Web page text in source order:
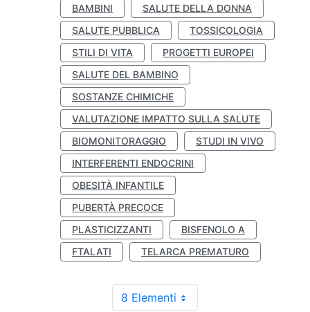
BAMBINI
SALUTE DELLA DONNA
SALUTE PUBBLICA
TOSSICOLOGIA
STILI DI VITA
PROGETTI EUROPEI
SALUTE DEL BAMBINO
SOSTANZE CHIMICHE
VALUTAZIONE IMPATTO SULLA SALUTE
BIOMONITORAGGIO
STUDI IN VIVO
INTERFERENTI ENDOCRINI
OBESITÀ INFANTILE
PUBERTÀ PRECOCE
PLASTICIZZANTI
BISFENOLO A
FTALATI
TELARCA PREMATURO
8 Elementi